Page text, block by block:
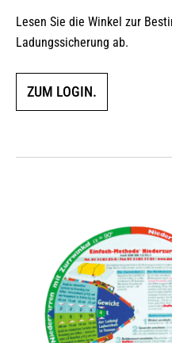
Lesen Sie die Winkel zur
Ladungssicherung ab.
ZUM LOGIN.